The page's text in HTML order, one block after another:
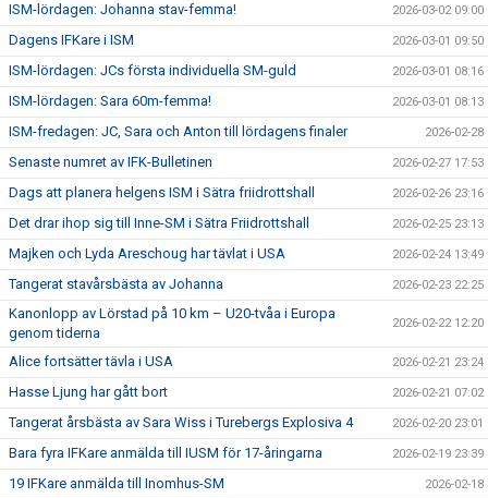
ISM-lördagen: Johanna stav-femma! 2026-03-02 09:00
Dagens IFKare i ISM 2026-03-01 09:50
ISM-lördagen: JCs första individuella SM-guld 2026-03-01 08:16
ISM-lördagen: Sara 60m-femma! 2026-03-01 08:13
ISM-fredagen: JC, Sara och Anton till lördagens finaler 2026-02-28
Senaste numret av IFK-Bulletinen 2026-02-27 17:53
Dags att planera helgens ISM i Sätra friidrottshall 2026-02-26 23:16
Det drar ihop sig till Inne-SM i Sätra Friidrottshall 2026-02-25 23:13
Majken och Lyda Areschoug har tävlat i USA 2026-02-24 13:49
Tangerat stavårsbästa av Johanna 2026-02-23 22:25
Kanonlopp av Lörstad på 10 km – U20-tvåa i Europa
genom tiderna
2026-02-22 12:20
Alice fortsätter tävla i USA 2026-02-21 23:24
Hasse Ljung har gått bort 2026-02-21 07:02
Tangerat årsbästa av Sara Wiss i Turebergs Explosiva 4 2026-02-20 23:01
Bara fyra IFKare anmälda till IUSM för 17-åringarna 2026-02-19 23:39
19 IFKare anmälda till Inomhus-SM 2026-02-18